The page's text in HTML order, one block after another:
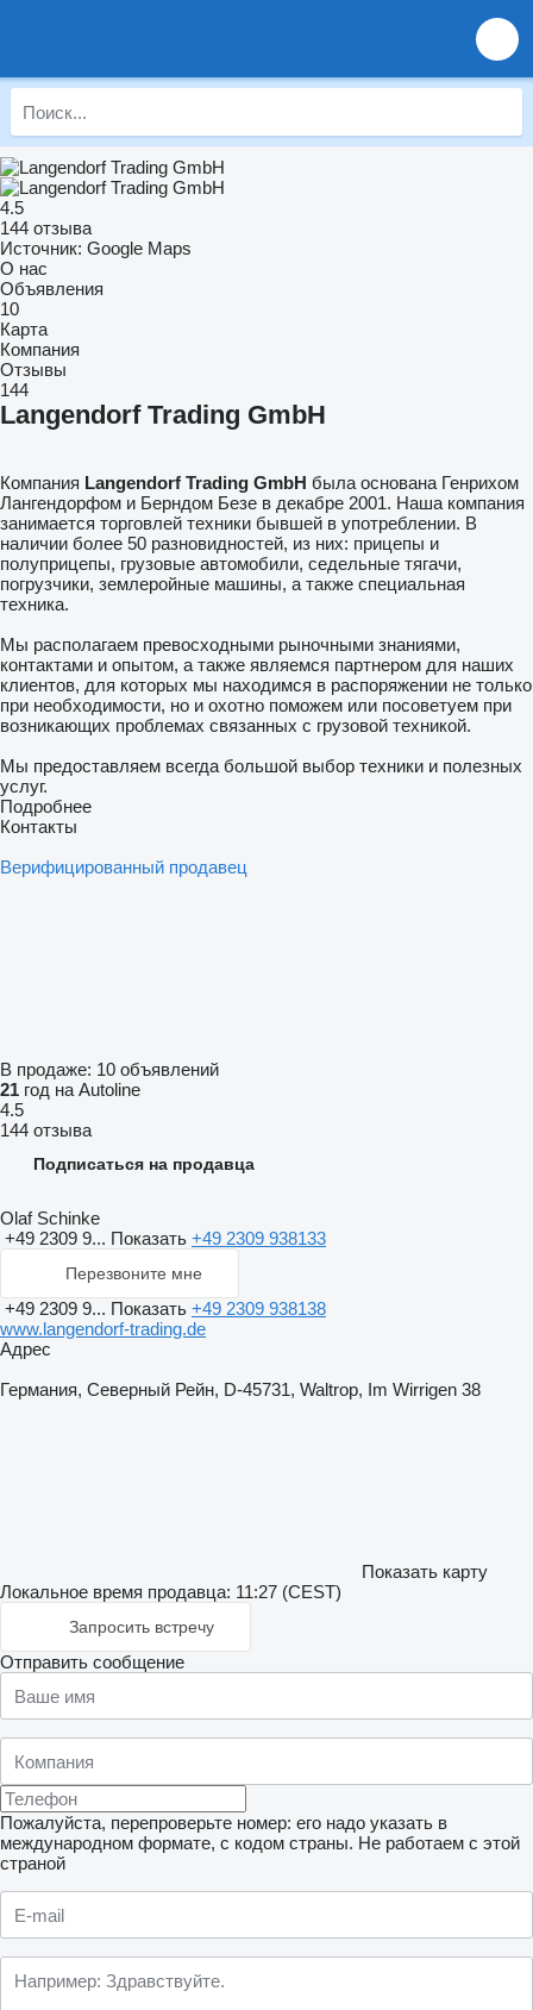
4.5
144 отзыва
Источник: Google Maps
О нас
Объявления
10
Карта
Компания
Отзывы
144
Langendorf Trading GmbH
Компания Langendorf Trading GmbH была основана Генрихом
Лангендорфом и Берндом Безе в декабре 2001. Наша компания
занимается торговлей техники бывшей в употреблении. В
наличии более 50 разновидностей, из них: прицепы и
полуприцепы, грузовые автомобили, седельные тягачи,
погрузчики, землеройные машины, а также специальная
техника.
Мы располагаем превосходными рыночными знаниями,
контактами и опытом, а также являемся партнером для наших
клиентов, для которых мы находимся в распоряжении не только
при необходимости, но и охотно поможем или посоветуем при
возникающих проблемах связанных с грузовой техникой.
Мы предоставляем всегда большой выбор техники и полезных
услуг.
Подробнее
Контакты
Верифицированный продавец
В продаже: 10 объявлений
21 год на Autoline
4.5
144 отзыва
Подписаться на продавца
Olaf Schinke
+49 2309 9... Показать +49 2309 938133
Перезвоните мне
+49 2309 9... Показать +49 2309 938138
www.langendorf-trading.de
Адрес
Германия, Северный Рейн, D-45731, Waltrop, Im Wirrigen 38
Показать карту
Локальное время продавца: 11:27 (CEST)
Запросить встречу
Отправить сообщение
Пожалуйста, перепроверьте номер: его надо указать в
международном формате, с кодом страны. Не работаем с этой
страной